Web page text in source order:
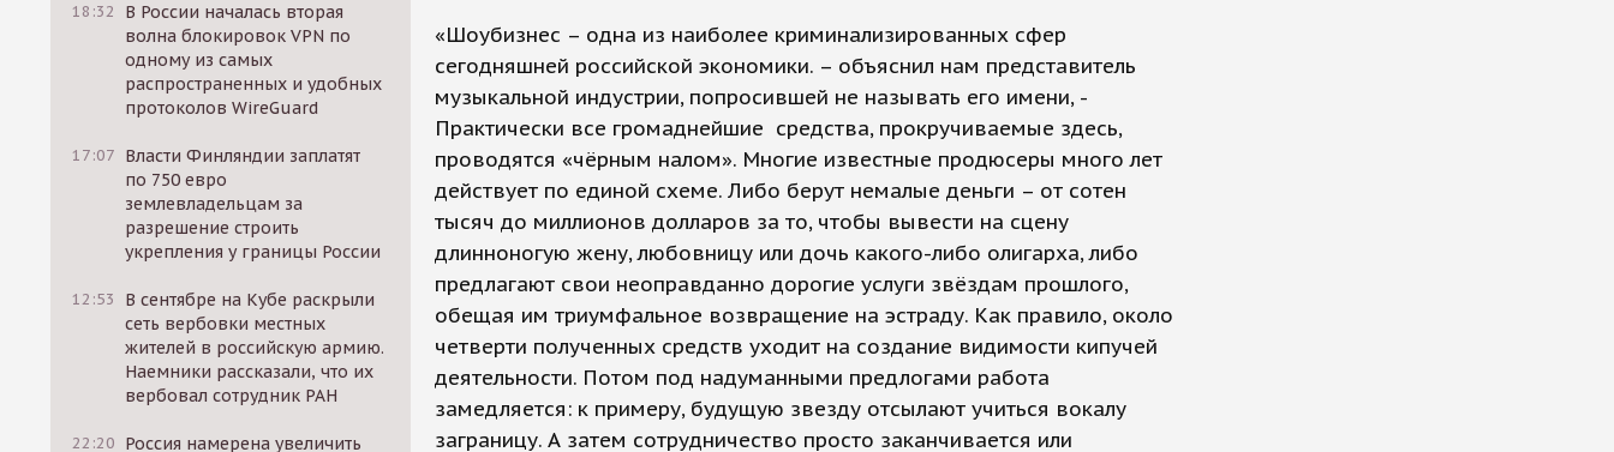
18:32
В России началась вторая
волна блокировок VPN по
одному из самых
распространенных и удобных
протоколов WireGuard
17:07 Власти Финляндии заплатят
по 750 евро
землевладельцам за
разрешение строить
укрепления у границы России
12:53
В сентябре на Кубе раскрыли
сеть вербовки местных
жителей в российскую армию.
Наемники рассказали, что их
вербовал сотрудник РАН
22:20 Россия намерена увеличить
«Шоубизнес – одна из наиболее криминализированных сфер
сегодняшней российской экономики. – объяснил нам представитель
музыкальной индустрии, попросившей не называть его имени, -
Практически все громаднейшие средства, прокручиваемые здесь,
проводятся «чёрным налом». Многие известные продюсеры много лет
действует по единой схеме. Либо берут немалые деньги – от сотен
тысяч до миллионов долларов за то, чтобы вывести на сцену
длинноногую жену, любовницу или дочь какого-либо олигарха, либо
предлагают свои неоправданно дорогие услуги звёздам прошлого,
обещая им триумфальное возвращение на эстраду. Как правило, около
четверти полученных средств уходит на создание видимости кипучей
деятельности. Потом под надуманными предлогами работа
замедляется: к примеру, будущую звезду отсылают учиться вокалу
заграницу. А затем сотрудничество просто заканчивается или